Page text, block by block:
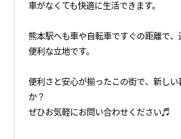
車がなくても快適に生活できます。
熊本駅へも車や自転車ですぐの距離で
便利な立地です。
便利さと安心が揃ったこの街で、新し
か？
ぜひお気軽にお問い合わせください♬